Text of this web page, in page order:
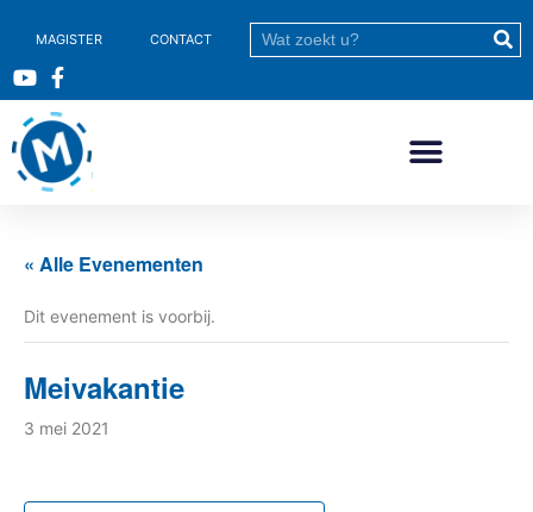
MAGISTER CONTACT
« Alle Evenementen
Dit evenement is voorbij.
Meivakantie
3 mei 2021